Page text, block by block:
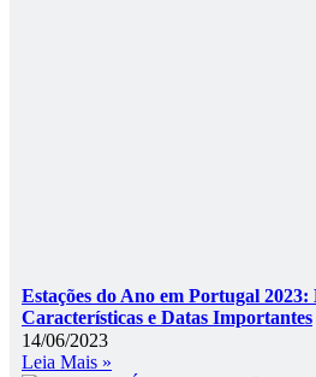
Estações do Ano em Portugal 2023:
Características e Datas Importantes
14/06/2023
Leia Mais »